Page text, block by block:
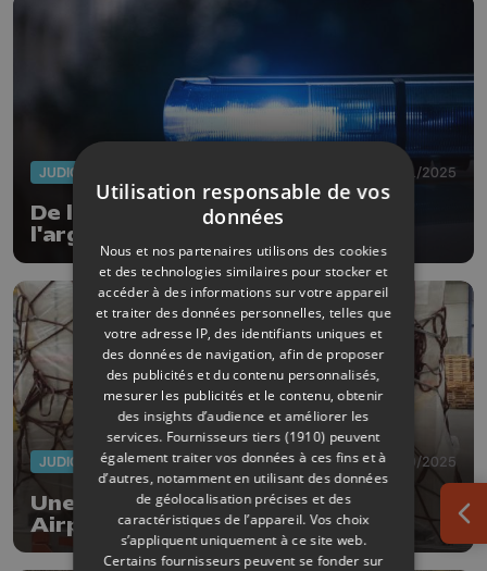
JUDICIAIRE 06/11/2025
De la cocaïne, du cannabis, de
l'argent et des armes saisis à
Jemeppe
JUDICIAIRE 15/10/2025
Une tonne de cannabis à Liège
Airport !
Utilisation responsable de vos
données
Nous et nos partenaires utilisons des cookies
et des technologies similaires pour stocker et
accéder à des informations sur votre appareil
et traiter des données personnelles, telles que
votre adresse IP, des identifiants uniques et
des données de navigation, afin de proposer
des publicités et du contenu personnalisés,
mesurer les publicités et le contenu, obtenir
des insights d’audience et améliorer les
services. Fournisseurs tiers (1910) peuvent
également traiter vos données à ces fins et à
d’autres, notamment en utilisant des données
de géolocalisation précises et des
caractéristiques de l’appareil. Vos choix
s’appliquent uniquement à ce site web.
Certains fournisseurs peuvent se fonder sur